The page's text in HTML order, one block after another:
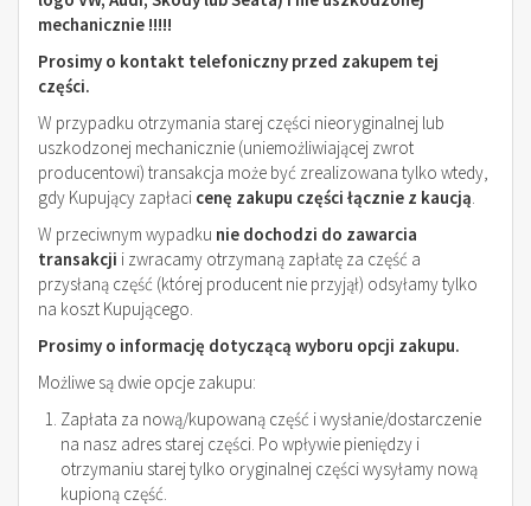
mechanicznie !!!!!
Prosimy o kontakt telefoniczny przed zakupem tej
części.
W przypadku otrzymania starej części nieoryginalnej lub
uszkodzonej mechanicznie (uniemożliwiającej zwrot
producentowi) transakcja może być zrealizowana tylko wtedy,
gdy Kupujący zapłaci cenę zakupu części łącznie z kaucją.
W przeciwnym wypadku nie dochodzi do zawarcia
transakcji i zwracamy otrzymaną zapłatę za część a
przysłaną część (której producent nie przyjął) odsyłamy tylko
na koszt Kupującego.
Prosimy o informację dotyczącą wyboru opcji zakupu.
Możliwe są dwie opcje zakupu:
Zapłata za nową/kupowaną część i wysłanie/dostarczenie
na nasz adres starej części. Po wpływie pieniędzy i
otrzymaniu starej tylko oryginalnej części wysyłamy nową
kupioną część.